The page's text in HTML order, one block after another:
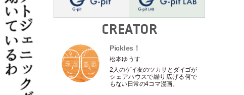
CREATOR
Pickles！
松本ゆうす
2人のゲイ友のツカサとダイゴが
シェアハウスで繰り広げる何で
もない日常の4コマ漫画。